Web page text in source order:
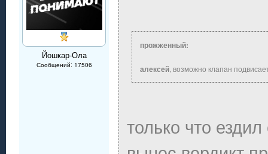
Йошкар-Ола
Сообщений: 17506
прожженный:
алексей, возможно клапан
только что